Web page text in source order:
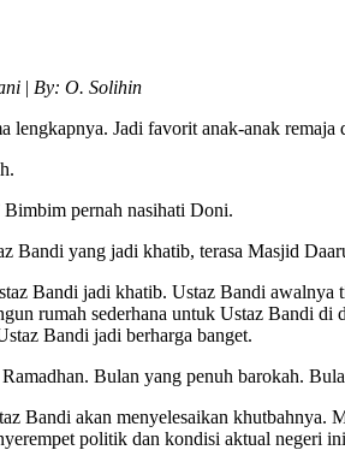
| By: O. Solihin
lengkapnya. Jadi favorit anak-anak
pernah nasihati Doni.
Bandi yang jadi khatib, terasa Masjid
Bandi jadi khatib. Ustaz Bandi awalnya
rumah sederhana untuk Ustaz Bandi
Bandi jadi berharga banget.
Bulan yang penuh barokah.
Bandi akan menyelesaikan
politik dan kondisi aktual negeri